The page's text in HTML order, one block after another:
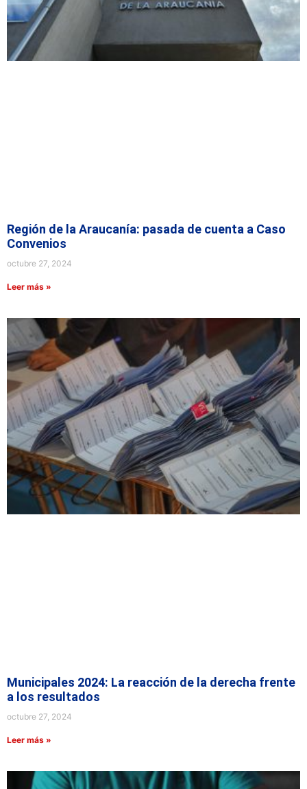
Región de la Araucanía: pasada de cuenta a Caso
Convenios
octubre 27, 2024
Leer más »
Municipales 2024: La reacción de la derecha frente
a los resultados
octubre 27, 2024
Leer más »